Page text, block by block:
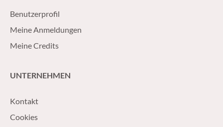
Benutzerprofil
Meine Anmeldungen
Meine Credits
UNTERNEHMEN
Kontakt
Cookies